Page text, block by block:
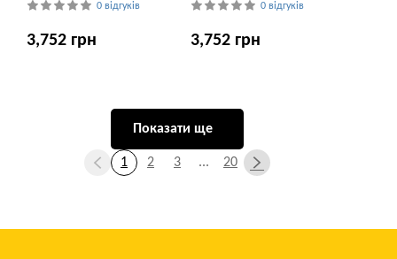
0 відгуків
3,752 грн
0 відгуків
3,752 грн
Показати ще
1 2 3 ... 20